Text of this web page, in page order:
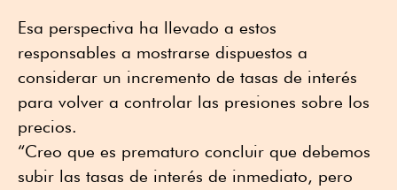
Esa perspectiva ha llevado a estos
responsables a mostrarse dispuestos a
considerar un incremento de tasas de interés
para volver a controlar las presiones sobre los
precios.
“Creo que es prematuro concluir que debemos
subir las tasas de interés de inmediato, pero